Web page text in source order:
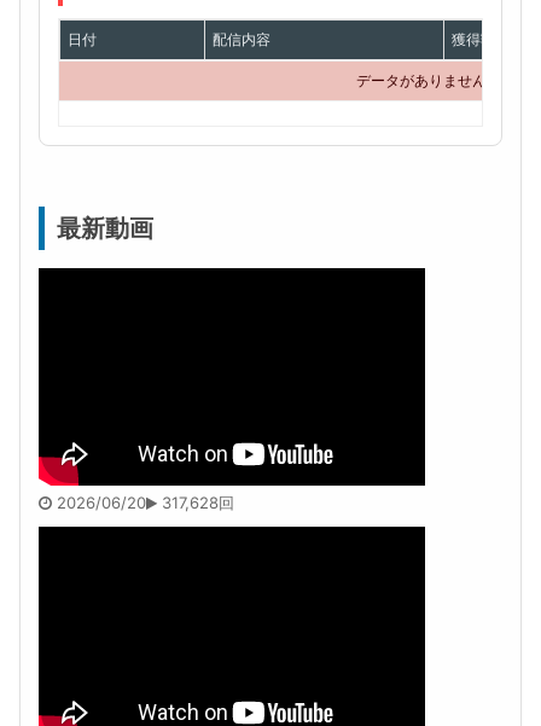
日付 配信内容 獲得額
データがありません
最新動画
2026/06/20 317,628回